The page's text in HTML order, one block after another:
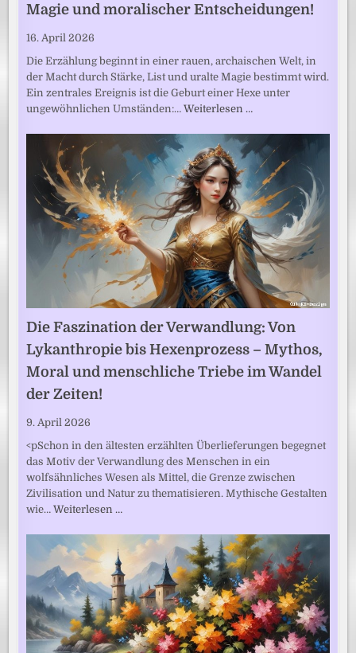
Magie und moralischer Entscheidungen!
16. April 2026
Die Erzählung beginnt in einer rauen, archaischen Welt, in
der Macht durch Stärke, List und uralte Magie bestimmt wird.
Ein zentrales Ereignis ist die Geburt einer Hexe unter
ungewöhnlichen Umständen:…Weiterlesen …
Die Faszination der Verwandlung: Von
Lykanthropie bis Hexenprozess – Mythos,
Moral und menschliche Triebe im Wandel
der Zeiten!
9. April 2026
<pSchon in den ältesten erzählten Überlieferungen begegnet
das Motiv der Verwandlung des Menschen in ein
wolfsähnliches Wesen als Mittel, die Grenze zwischen
Zivilisation und Natur zu thematisieren. Mythische Gestalten
wie…Weiterlesen …